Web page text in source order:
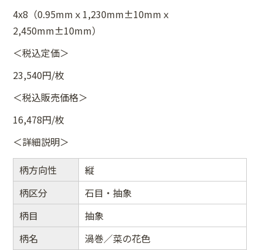
4x8（0.95mmｘ1,230mm±10mmｘ
2,450mm±10mm）
＜税込定価＞
23,540円/枚
＜税込販売価格＞
16,478円/枚
＜詳細説明＞
柄方向性
縦
柄区分
石目・抽象
柄目
抽象
柄名
渦巻／菜の花色